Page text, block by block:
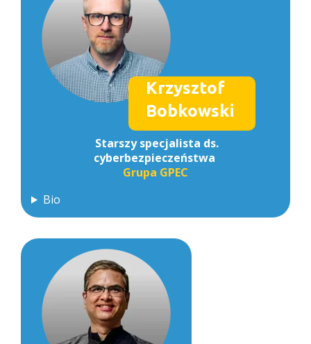
Krzysztof
Bobkowski
Starszy specjalista ds.
cyberbezpieczeństwa
Grupa GPEC
Bio